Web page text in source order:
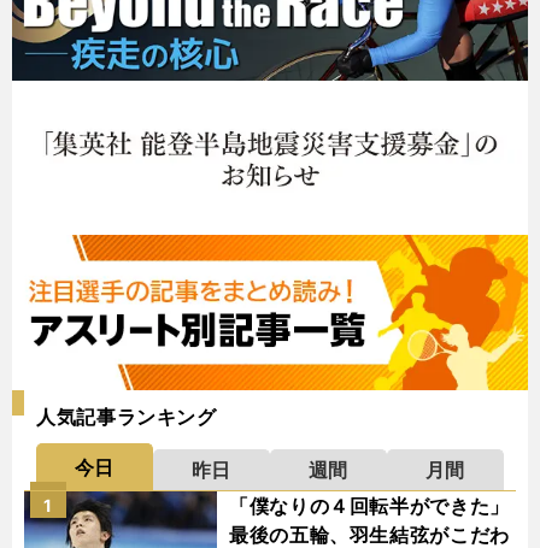
人気記事ランキング
今日 昨日 週間
月間
「僕なりの４回転半ができた」
最後の五輪、羽生結弦がこだわ
1